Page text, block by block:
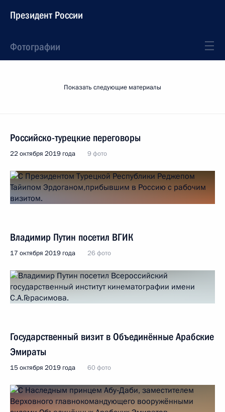
Президент России
Фотографии
Показать следующие материалы
Российско-турецкие переговоры
22 октября 2019 года 9 фото
Владимир Путин посетил ВГИК
17 октября 2019 года 26 фото
Государственный визит в Объединённые Арабские
Эмираты
15 октября 2019 года 60 фото